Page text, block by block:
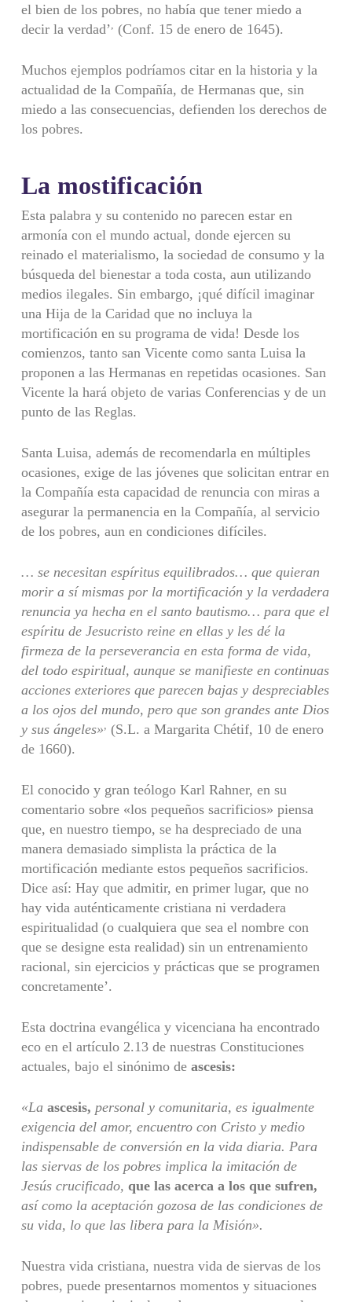
el bien de los pobres, no había que tener miedo a
decir la verdad’ (Conf. 15 de enero de 1645).
Muchos ejemplos podríamos citar en la historia y la
actualidad de la Com­pañía, de Hermanas que, sin
miedo a las consecuencias, defienden los dere­chos de
los pobres.
La mostificación
Esta palabra y su contenido no parecen estar en
armonía con el mundo actual, donde ejercen su
reinado el materialismo, la sociedad de consumo y la
búsqueda del bienestar a toda costa, aun utilizando
medios ilegales. Sin embar­go, ¡qué difícil imaginar
una Hija de la Caridad que no incluya la
mortificación en su programa de vida! Desde los
comienzos, tanto san Vicente como santa Luisa la
proponen a las Hermanas en repetidas ocasiones. San
Vicente la hará objeto de varias Conferencias y de un
punto de las Reglas.
Santa Luisa, además de recomendarla en múltiples
ocasiones, exige de las jóvenes que solicitan entrar en
la Compañía esta capacidad de renuncia con miras a
asegurar la permanencia en la Compañía, al servicio
de los pobres, aun en condiciones difíciles.
… se necesitan espíritus equilibrados… que quieran
morir a sí mismas por la mortificación y la verdadera
renuncia ya hecha en el santo bautismo… para que el
espíritu de Jesucristo reine en ellas y les dé la
firmeza de la perseverancia en esta forma de vida,
del todo espiritual, aunque se manifieste en continuas
acciones exteriores que parecen bajas y despreciables
a los ojos del mundo, pero que son grandes ante Dios
y sus ángeles» (S.L. a Margarita Chétif, 10 de enero
de 1660).
El conocido y gran teólogo Karl Rahner, en su
comentario sobre «los peque­ños sacrificios» piensa
que, en nuestro tiempo, se ha despreciado de una
manera demasiado simplista la práctica de la
mortificación mediante estos pequeños sacrificios.
Dice así: Hay que admitir, en primer lugar, que no
hay vida auténticamente cristiana ni verdadera
espiritualidad (o cualquiera que sea el nombre con
que se designe esta realidad) sin un entrenamiento
racional, sin ejercicios y prácticas que se programen
concretamente’.
Esta doctrina evangélica y vicenciana ha encontrado
eco en el artículo 2.13 de nuestras Constituciones
actuales, bajo el sinónimo de ascesis:
«La ascesis, personal y comunitaria, es igualmente
exigencia del amor, en­cuentro con Cristo y medio
indispensable de conversión en la vida diaria. Para
las siervas de los pobres implica la imitación de
Jesús crucificado, que las acerca a los que sufren,
así como la aceptación gozosa de las condiciones de
su vida, lo que las libera para la Misión».
Nuestra vida cristiana, nuestra vida de siervas de los
pobres, puede pre­sentarnos momentos y situaciones